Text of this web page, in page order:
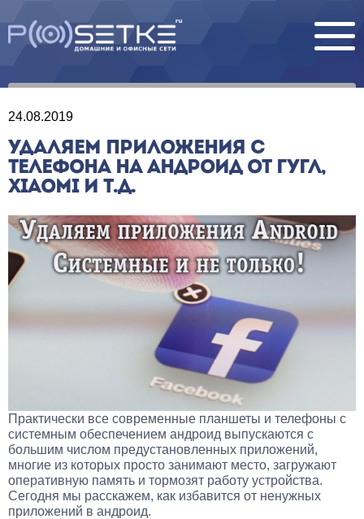
24.08.2019
УДАЛЯЕМ ПРИЛОЖЕНИЯ С
ТЕЛЕФОНА НА АНДРОИД ОТ ГУГЛ,
XIAOMI И Т.Д.
Практически все современные планшеты и телефоны с
системным обеспечением андроид выпускаются с
большим числом предустановленных приложений,
многие из которых просто занимают место, загружают
оперативную память и тормозят работу устройства.
Сегодня мы расскажем, как избавится от ненужных
приложений в андроид.